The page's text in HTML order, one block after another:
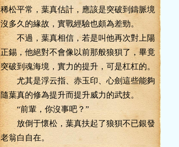
稀松平常，葉真估計，應該是突破到鑄脈境
沒多久的緣故，實戰經驗也頗為差勁。
不過，葉真相信，若是叫他再次對上陽
正錫，他絕對不會像以前那般狼狽了，畢竟
突破到魂海境，實力的提升，可是杠杠的。
尤其是浮云指、赤玉印、心劍這些能夠
隨葉真的修為提升而提升威力的武技。
“前輩，你沒事吧？”
放倒于懷松，葉真扶起了狼狽不已銀發
老翁白自在。